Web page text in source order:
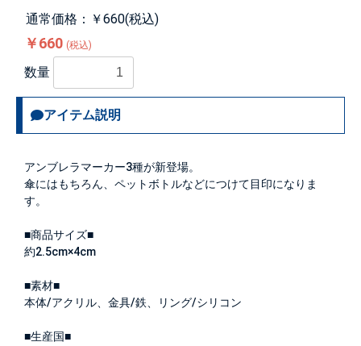
通常価格：￥660(税込)
￥660 (税込)
数量
アイテム説明
アンブレラマーカー3種が新登場。
傘にはもちろん、ペットボトルなどにつけて目印になりま
す。
■商品サイズ■
約2.5cm×4cm
■素材■
本体/アクリル、金具/鉄、リング/シリコン
■生産国■